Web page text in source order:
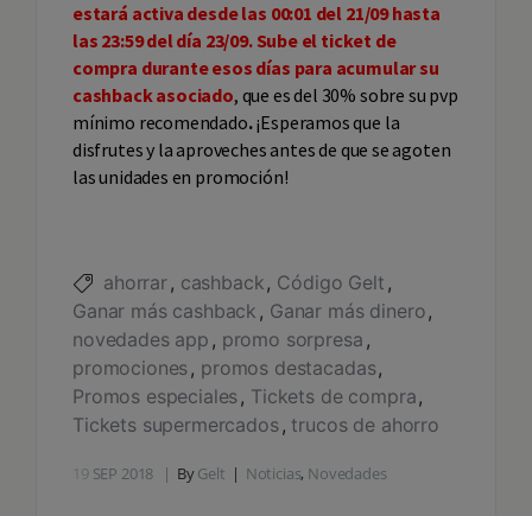
estará activa desde las 00:01 del 21/09 hasta
las 23:59 del día 23/09. Sube el ticket de
compra durante esos días para acumular su
cashback asociado, que es del 30% sobre su pvp
mínimo recomendado.¡Esperamos que la
disfrutes y la aproveches antes de que se agoten
las unidades en promoción!
ahorrar cashback Código Gelt
Ganar más cashback
Ganar más dinero
novedades app
promo sorpresa
promociones promos destacadas
Promos especiales Tickets de compra
Tickets supermercados trucos de ahorro
19 SEP 2018 ByGelt Noticias, Novedades